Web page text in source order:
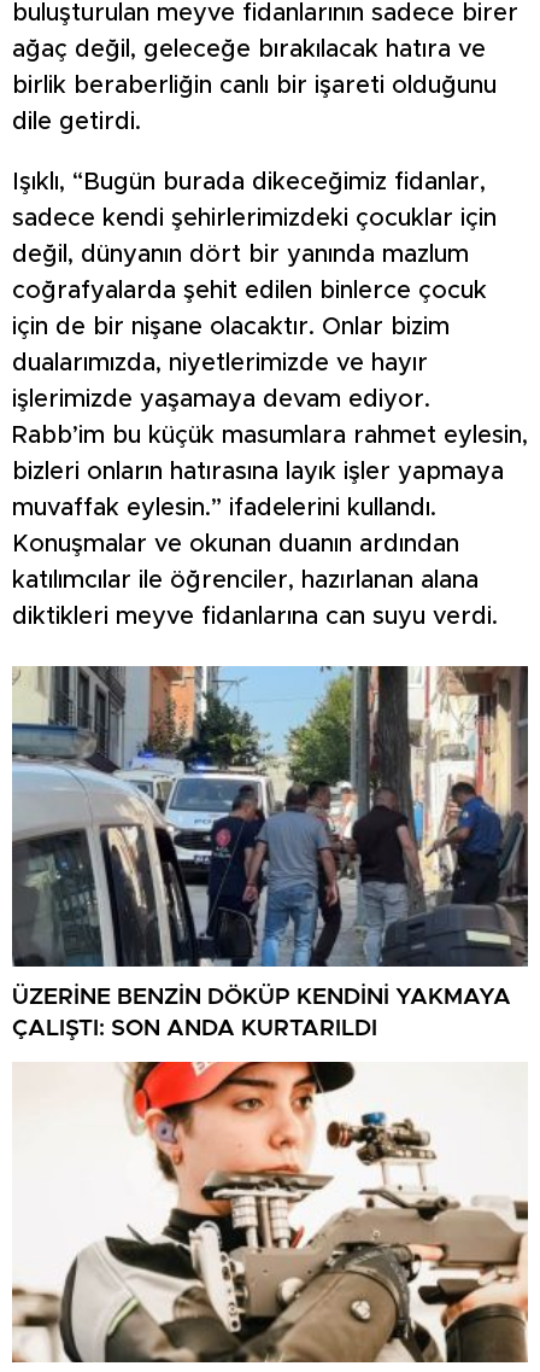
buluşturulan meyve fidanlarının sadece birer
ağaç değil, geleceğe bırakılacak hatıra ve
birlik beraberliğin canlı bir işareti olduğunu
dile getirdi.
Işıklı, “Bugün burada dikeceğimiz fidanlar,
sadece kendi şehirlerimizdeki çocuklar için
değil, dünyanın dört bir yanında mazlum
coğrafyalarda şehit edilen binlerce çocuk
için de bir nişane olacaktır. Onlar bizim
dualarımızda, niyetlerimizde ve hayır
işlerimizde yaşamaya devam ediyor.
Rabb’im bu küçük masumlara rahmet eylesin,
bizleri onların hatırasına layık işler yapmaya
muvaffak eylesin.” ifadelerini kullandı.
Konuşmalar ve okunan duanın ardından
katılımcılar ile öğrenciler, hazırlanan alana
diktikleri meyve fidanlarına can suyu verdi.
ÜZERİNE BENZİN DÖKÜP KENDİNİ YAKMAYA
ÇALIŞTI: SON ANDA KURTARILDI